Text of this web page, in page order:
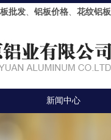
批发、 铝板价格、 花纹铝板
新闻中心